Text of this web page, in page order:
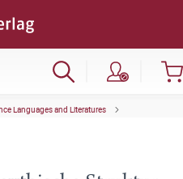
Languages and Literatures